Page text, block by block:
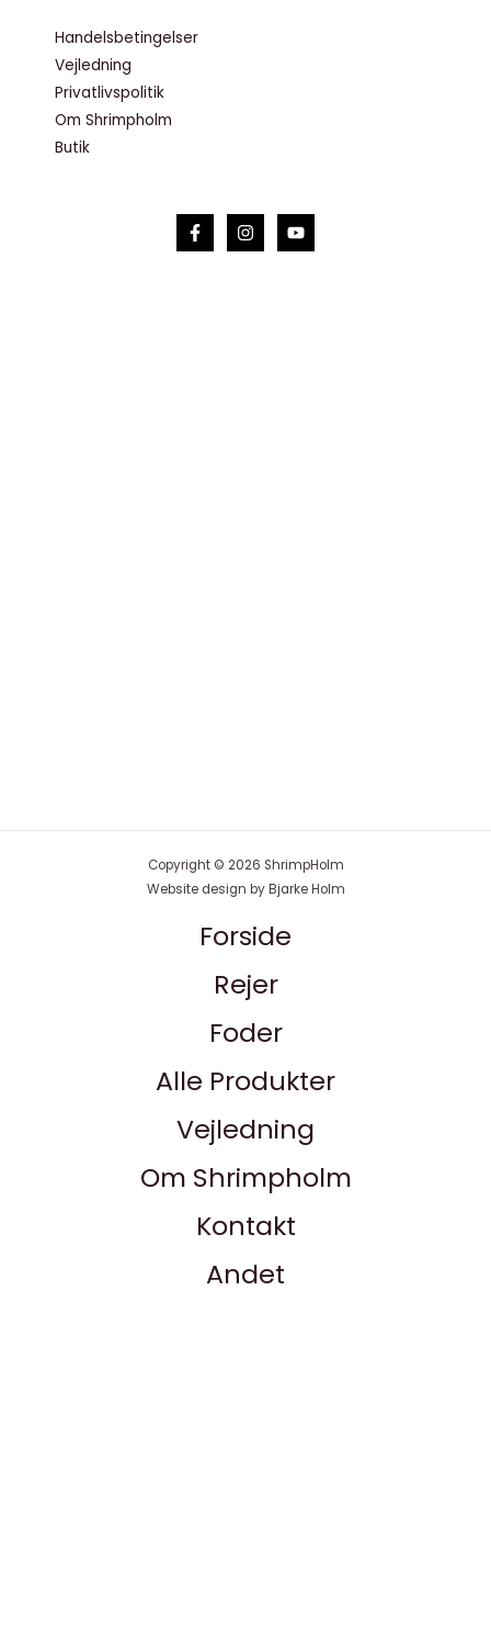
Handelsbetingelser
Vejledning
Privatlivspolitik
Om Shrimpholm
Butik
Copyright © 2026 ShrimpHolm
Website design by Bjarke Holm
Forside
Rejer
Foder
Alle Produkter
Vejledning
Om Shrimpholm
Kontakt
Andet